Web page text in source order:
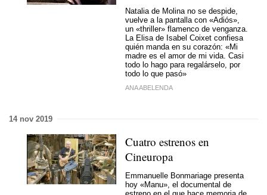
Natalia de Molina no se despide,
vuelve a la pantalla con «Adiós»,
un «thriller» flamenco de venganza.
La Elisa de Isabel Coixet confiesa
quién manda en su corazón: «Mi
madre es el amor de mi vida. Casi
todo lo hago para regalárselo, por
todo lo que pasó»
ANA ABELENDA
14 nov 2019
Cuatro estrenos en
Cineuropa
Emmanuelle Bonmariage presenta
hoy «Manu», el documental de